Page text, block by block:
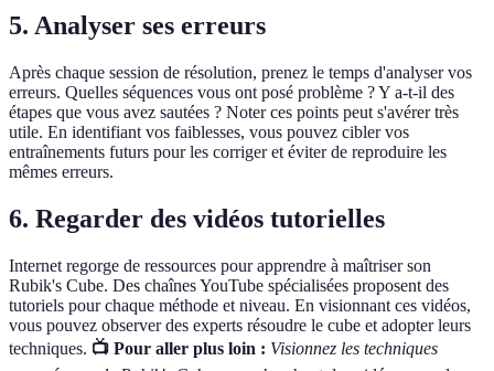
5. Analyser ses erreurs
Après chaque session de résolution, prenez le temps d'analyser vos
erreurs. Quelles séquences vous ont posé problème ? Y a-t-il des
étapes que vous avez sautées ? Noter ces points peut s'avérer très
utile. En identifiant vos faiblesses, vous pouvez cibler vos
entraînements futurs pour les corriger et éviter de reproduire les
mêmes erreurs.
6. Regarder des vidéos tutorielles
Internet regorge de ressources pour apprendre à maîtriser son
Rubik's Cube. Des chaînes YouTube spécialisées proposent des
tutoriels pour chaque méthode et niveau. En visionnant ces vidéos,
vous pouvez observer des experts résoudre le cube et adopter leurs
techniques. 📺 Pour aller plus loin : Visionnez les techniques